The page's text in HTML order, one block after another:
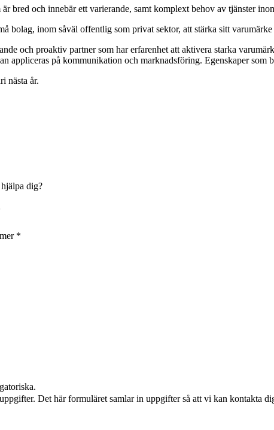
bred och innebär ett varierande, samt komplext behov av tjänster
bolag, inom såväl offentlig som privat sektor, att stärka sitt
och proaktiv partner som har erfarenhet att aktivera starka
appliceras på kommunikation och marknadsföring. Egenskaper
nästa år.
dig?
*
Det här formuläret samlar in uppgifter så att vi kan kontakta